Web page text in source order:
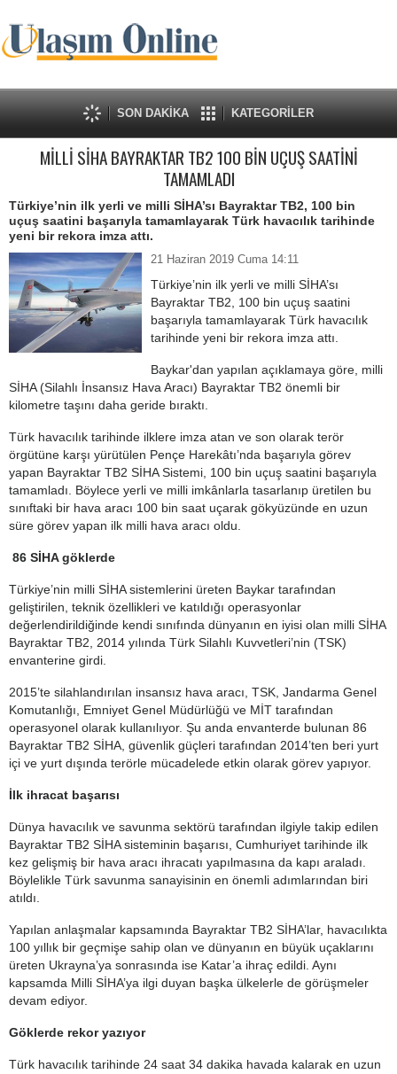
SON DAKİKA KATEGORİLER
MİLLİ SİHA BAYRAKTAR TB2 100 BİN UÇUŞ SAATİNİ
TAMAMLADI
Türkiye’nin ilk yerli ve milli SİHA’sı Bayraktar TB2, 100 bin
uçuş saatini başarıyla tamamlayarak Türk havacılık tarihinde
yeni bir rekora imza attı.
21 Haziran 2019 Cuma 14:11
Türkiye’nin ilk yerli ve milli SİHA’sı
Bayraktar TB2, 100 bin uçuş saatini
başarıyla tamamlayarak Türk havacılık
tarihinde yeni bir rekora imza attı.
Baykar'dan yapılan açıklamaya göre, milli
SİHA (Silahlı İnsansız Hava Aracı) Bayraktar TB2 önemli bir
kilometre taşını daha geride bıraktı.
Türk havacılık tarihinde ilklere imza atan ve son olarak terör
örgütüne karşı yürütülen Pençe Harekâtı’nda başarıyla görev
yapan Bayraktar TB2 SİHA Sistemi, 100 bin uçuş saatini başarıyla
tamamladı. Böylece yerli ve milli imkânlarla tasarlanıp üretilen bu
sınıftaki bir hava aracı 100 bin saat uçarak gökyüzünde en uzun
süre görev yapan ilk milli hava aracı oldu.
86 SİHA göklerde
Türkiye’nin milli SİHA sistemlerini üreten Baykar tarafından
geliştirilen, teknik özellikleri ve katıldığı operasyonlar
değerlendirildiğinde kendi sınıfında dünyanın en iyisi olan milli SİHA
Bayraktar TB2, 2014 yılında Türk Silahlı Kuvvetleri’nin (TSK)
envanterine girdi.
2015’te silahlandırılan insansız hava aracı, TSK, Jandarma Genel
Komutanlığı, Emniyet Genel Müdürlüğü ve MİT tarafından
operasyonel olarak kullanılıyor. Şu anda envanterde bulunan 86
Bayraktar TB2 SİHA, güvenlik güçleri tarafından 2014’ten beri yurt
içi ve yurt dışında terörle mücadelede etkin olarak görev yapıyor.
İlk ihracat başarısı
Dünya havacılık ve savunma sektörü tarafından ilgiyle takip edilen
Bayraktar TB2 SİHA sisteminin başarısı, Cumhuriyet tarihinde ilk
kez gelişmiş bir hava aracı ihracatı yapılmasına da kapı araladı.
Böylelikle Türk savunma sanayisinin en önemli adımlarından biri
atıldı.
Yapılan anlaşmalar kapsamında Bayraktar TB2 SİHA’lar, havacılıkta
100 yıllık bir geçmişe sahip olan ve dünyanın en büyük uçaklarını
üreten Ukrayna’ya sonrasında ise Katar’a ihraç edildi. Aynı
kapsamda Milli SİHA’ya ilgi duyan başka ülkelerle de görüşmeler
devam ediyor.
Göklerde rekor yazıyor
Türk havacılık tarihinde 24 saat 34 dakika havada kalarak en uzun